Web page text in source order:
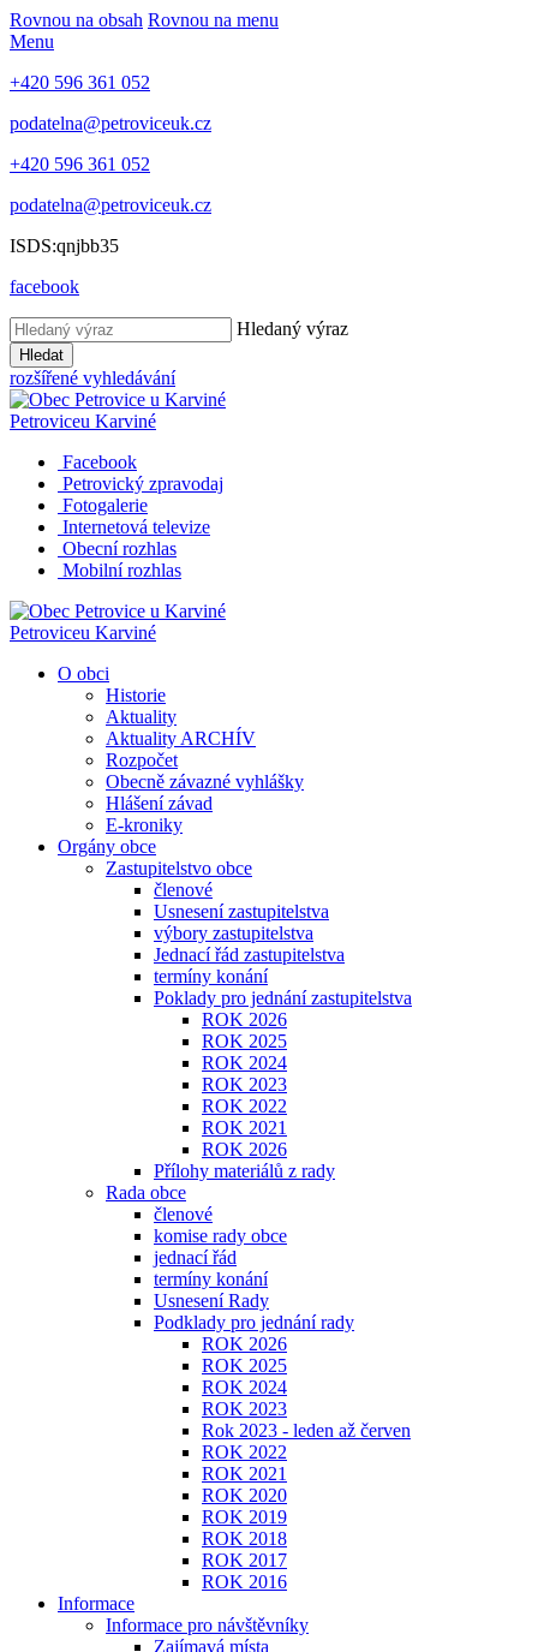
Rovnou na obsah Rovnou na menu
Menu
+420 596 361 052
podatelna@petroviceuk.cz
+420 596 361 052
podatelna@petroviceuk.cz
ISDS:qnjbb35
facebook
Hledaný výraz
Hledat
rozšířené vyhledávání
Petroviceu Karviné
Facebook
Petrovický zpravodaj
Fotogalerie
Internetová televize
Obecní rozhlas
Mobilní rozhlas
Petroviceu Karviné
O obci
Historie
Aktuality
Aktuality ARCHÍV
Rozpočet
Obecně závazné vyhlášky
Hlášení závad
E-kroniky
Orgány obce
Zastupitelstvo obce
členové
Usnesení zastupitelstva
výbory zastupitelstva
Jednací řád zastupitelstva
termíny konání
Poklady pro jednání zastupitelstva
ROK 2026
ROK 2025
ROK 2024
ROK 2023
ROK 2022
ROK 2021
ROK 2026
Přílohy materiálů z rady
Rada obce
členové
komise rady obce
jednací řád
termíny konání
Usnesení Rady
Podklady pro jednání rady
ROK 2026
ROK 2025
ROK 2024
ROK 2023
Rok 2023 - leden až červen
ROK 2022
ROK 2021
ROK 2020
ROK 2019
ROK 2018
ROK 2017
ROK 2016
Informace
Informace pro návštěvníky
Zajímavá místa